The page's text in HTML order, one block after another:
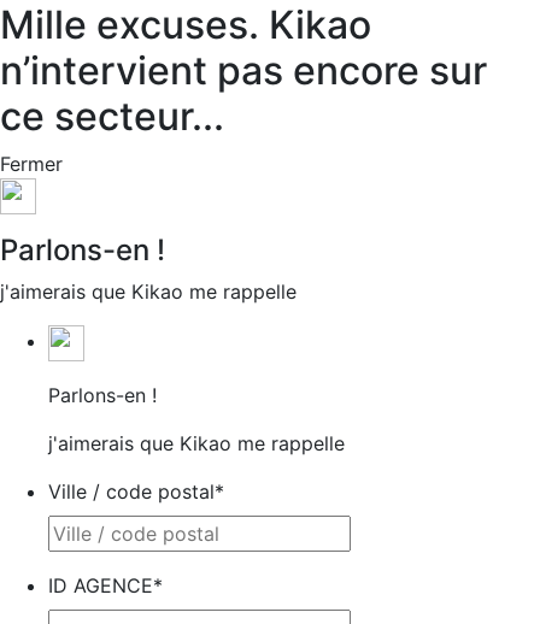
Mille excuses. Kikao
n’intervient pas encore sur
ce secteur...
Fermer
Parlons-en !
j'aimerais que Kikao me rappelle
Parlons-en !
j'aimerais que Kikao me rappelle
Ville / code postal*
ID AGENCE*